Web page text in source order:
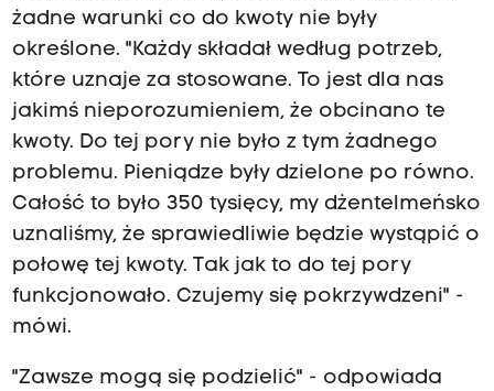
żadne warunki co do kwoty nie były
określone. "Każdy składał według potrzeb,
które uznaje za stosowane. To jest dla nas
jakimś nieporozumieniem, że obcinano te
kwoty. Do tej pory nie było z tym żadnego
problemu. Pieniądze były dzielone po równo.
Całość to było 350 tysięcy, my dżentelmeńsko
uznaliśmy, że sprawiedliwie będzie wystąpić o
połowę tej kwoty. Tak jak to do tej pory
funkcjonowało. Czujemy się pokrzywdzeni" -
mówi.
"Zawsze mogą się podzielić" - odpowiada